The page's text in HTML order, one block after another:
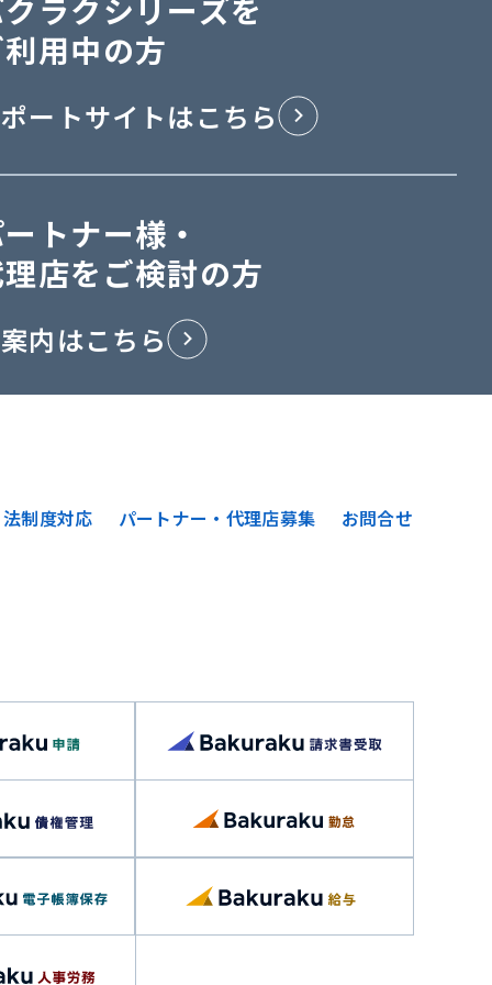
ラクシリーズを
用中の方
ートサイトはこちら
トナー様・
店をご検討の方
内はこちら
法制度対応 パートナー・代理店募集 お問合せ